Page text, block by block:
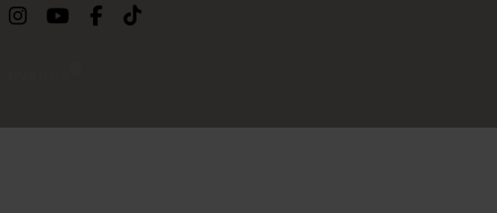
Link a instagram
Link a youtube
Link a facebook
Link a ticktok